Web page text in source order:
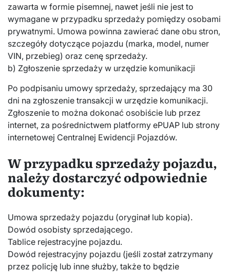
zawarta w formie pisemnej, nawet jeśli nie jest to
wymagane w przypadku sprzedaży pomiędzy osobami
prywatnymi. Umowa powinna zawierać dane obu stron,
szczegóły dotyczące pojazdu (marka, model, numer
VIN, przebieg) oraz cenę sprzedaży.
b) Zgłoszenie sprzedaży w urzędzie komunikacji
Po podpisaniu umowy sprzedaży, sprzedający ma 30
dni na zgłoszenie transakcji w urzędzie komunikacji.
Zgłoszenie to można dokonać osobiście lub przez
internet, za pośrednictwem platformy ePUAP lub strony
internetowej Centralnej Ewidencji Pojazdów.
W przypadku sprzedaży pojazdu,
należy dostarczyć odpowiednie
dokumenty:
Umowa sprzedaży pojazdu (oryginał lub kopia).
Dowód osobisty sprzedającego.
Tablice rejestracyjne pojazdu.
Dowód rejestracyjny pojazdu (jeśli został zatrzymany
przez policję lub inne służby, także to będzie